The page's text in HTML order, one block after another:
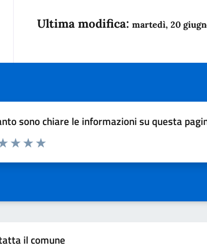
Ultima modifica: martedì, 20
sono chiare le informazioni su questa
da 1 a 5 stelle la pagina
il comune